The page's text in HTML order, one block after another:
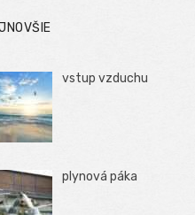
vstup vzduchu
plynová páka